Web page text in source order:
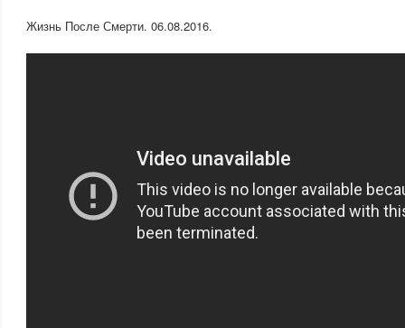
Жизнь После Смерти. 06.08.2016.